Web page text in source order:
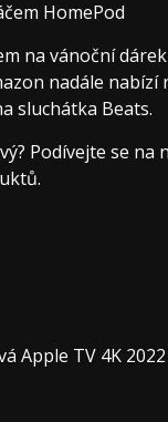
na vánoční
nadále
sluchátka Beats.
Podívejte se
Apple TV 4K